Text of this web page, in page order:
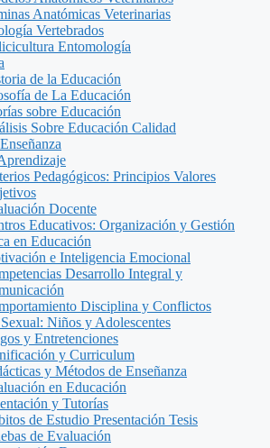
Anatómicas Veterinarias
Vertebrados
Entomología
de la Educación
de La Educación
sobre Educación
Sobre Educación Calidad
Pedagógicos: Principios Valores
Docente
Educativos: Organización y Gestión
en Educación
e Inteligencia Emocional
Desarrollo Integral y
Disciplina y Conflictos
Niños y Adolescentes
y Entretenciones
y Curriculum
y Métodos de Enseñanza
en Educación
y Tutorías
de Estudio Presentación Tesis
de Evaluación